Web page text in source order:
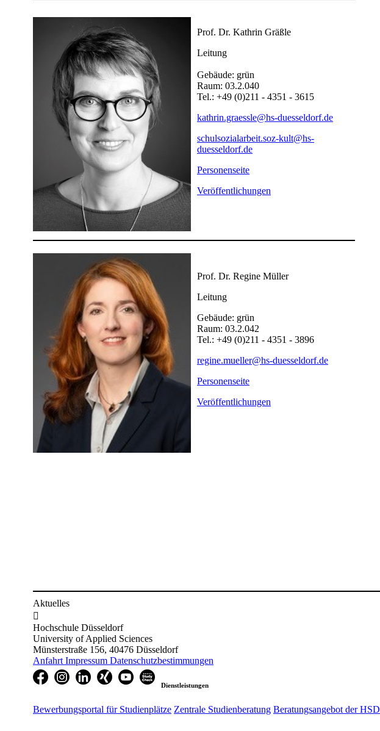
​
Prof. Dr. Kathrin Gräßle
Leitung
Gebäude: grün
Raum: 03.2.040
Tel.: +49 (0)211 - 4351 - 3615
kathrin.graessle@hs-duesseldorf.de
schulsozialarbeit.soz-kult@hs-
duesseldorf.de
Personenseite
Veröffentlichungen
Prof. Dr. Regine Müller
Leitung
​Gebäude: grün
Raum: 03.2.042
Tel.: +49 (0)211 - 4351 - 3896
regine.mueller@hs-duesseldorf.de
Per​sonenseite
Veröffentlichungen​
Aktuelles

Hochschule Düsseldorf
University of Applied Sciences
Münsterstraße 156, 40476 Düsseldorf
Anfahrt Impressum Datenschutzbestimmungen
Dienstleistungen
Bewerbungsportal für Studienplätze Zentrale Studienberatung Beratungsangebot der HSD